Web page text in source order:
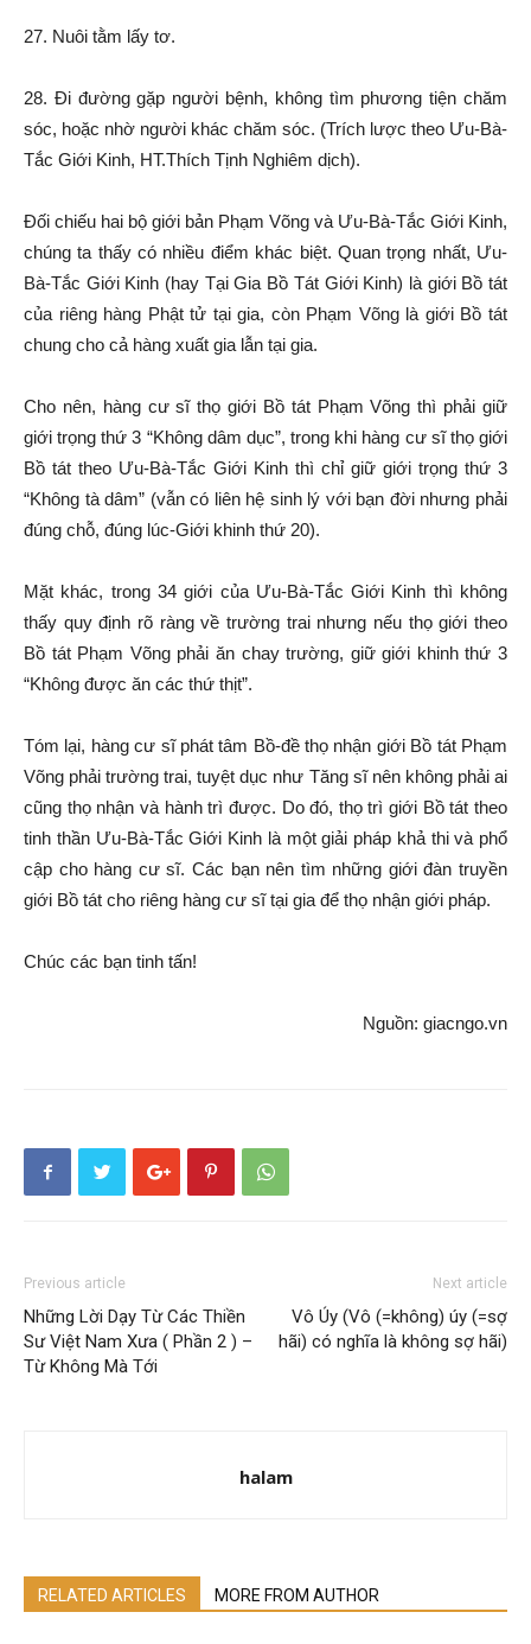
27. Nuôi tằm lấy tơ.
28. Đi đường gặp người bệnh, không tìm phương tiện chăm
sóc, hoặc nhờ người khác chăm sóc. (Trích lược theo Ưu-Bà-
Tắc Giới Kinh, HT.Thích Tịnh Nghiêm dịch).
Đối chiếu hai bộ giới bản Phạm Võng và Ưu-Bà-Tắc Giới Kinh,
chúng ta thấy có nhiều điểm khác biệt. Quan trọng nhất, Ưu-
Bà-Tắc Giới Kinh (hay Tại Gia Bồ Tát Giới Kinh) là giới Bồ tát
của riêng hàng Phật tử tại gia, còn Phạm Võng là giới Bồ tát
chung cho cả hàng xuất gia lẫn tại gia.
Cho nên, hàng cư sĩ thọ giới Bồ tát Phạm Võng thì phải giữ
giới trọng thứ 3 “Không dâm dục”, trong khi hàng cư sĩ thọ giới
Bồ tát theo Ưu-Bà-Tắc Giới Kinh thì chỉ giữ giới trọng thứ 3
“Không tà dâm” (vẫn có liên hệ sinh lý với bạn đời nhưng phải
đúng chỗ, đúng lúc-Giới khinh thứ 20).
Mặt khác, trong 34 giới của Ưu-Bà-Tắc Giới Kinh thì không
thấy quy định rõ ràng về trường trai nhưng nếu thọ giới theo
Bồ tát Phạm Võng phải ăn chay trường, giữ giới khinh thứ 3
“Không được ăn các thứ thịt”.
Tóm lại, hàng cư sĩ phát tâm Bồ-đề thọ nhận giới Bồ tát Phạm
Võng phải trường trai, tuyệt dục như Tăng sĩ nên không phải ai
cũng thọ nhận và hành trì được. Do đó, thọ trì giới Bồ tát theo
tinh thần Ưu-Bà-Tắc Giới Kinh là một giải pháp khả thi và phổ
cập cho hàng cư sĩ. Các bạn nên tìm những giới đàn truyền
giới Bồ tát cho riêng hàng cư sĩ tại gia để thọ nhận giới pháp.
Chúc các bạn tinh tấn!
Nguồn: giacngo.vn
Previous article
Những Lời Dạy Từ Các Thiền
Sư Việt Nam Xưa ( Phần 2 ) –
Từ Không Mà Tới
Next article
Vô Úy (Vô (=không) úy (=sợ
hãi) có nghĩa là không sợ hãi)
halam
RELATED ARTICLES MORE FROM AUTHOR